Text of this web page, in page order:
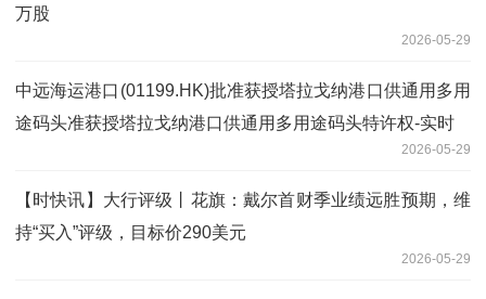
万股
2026-05-29
中远海运港口(01199.HK)批准获授塔拉戈纳港口供通用多用
途码头准获授塔拉戈纳港口供通用多用途码头特许权-实时
2026-05-29
【时快讯】大行评级丨花旗：戴尔首财季业绩远胜预期，维
持“买入”评级，目标价290美元
2026-05-29